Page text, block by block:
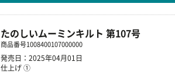
たのしいムーミンキルト 第107号
商品番号1008400107000000
発売日：2025年04月01日
仕上げ ①